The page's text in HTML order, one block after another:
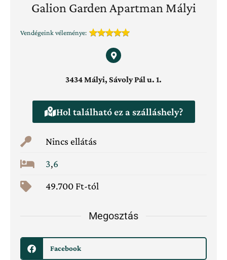
Galion Garden Apartman Mályi
Vendégeink véleménye:
3434 Mályi, Sávoly Pál u. 1.
Hol található ez a szálláshely?
Nincs ellátás
3,6
49.700 Ft-tól
Megosztás
Facebook